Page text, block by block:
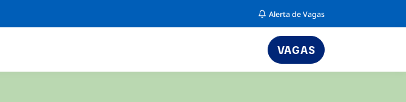
Alerta de Vagas
VAGAS